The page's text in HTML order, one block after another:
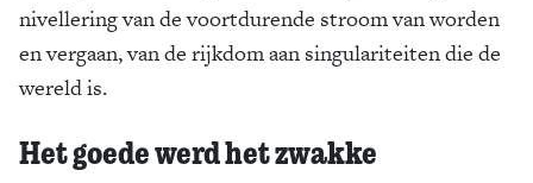
nivellering van de voortdurende stroom van worden
en vergaan, van de rijkdom aan singulariteiten die de
wereld is.
Het goede werd het zwakke